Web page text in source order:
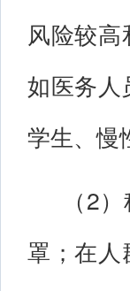
风险较
如医务人
学生、慢
（2
罩；在